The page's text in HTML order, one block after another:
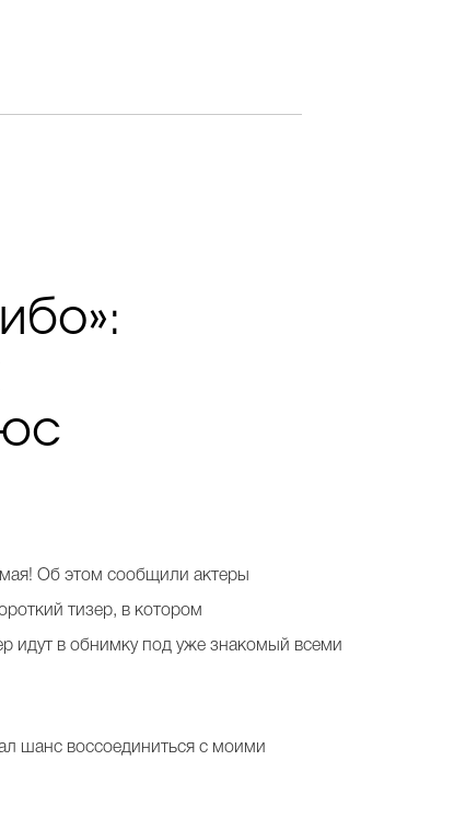
Об этом сообщили актеры
тизер, в котором
в обнимку под уже знакомый всеми
шанс воссоединиться с моими